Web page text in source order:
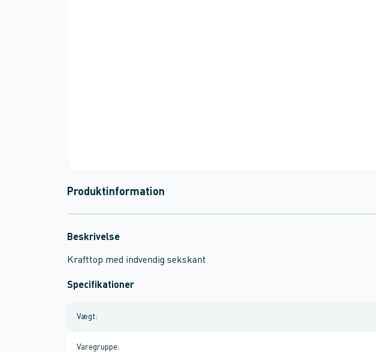
Produktinformation
Beskrivelse
Krafttop med indvendig sekskant
Specifikationer
Vægt:
Varegruppe: